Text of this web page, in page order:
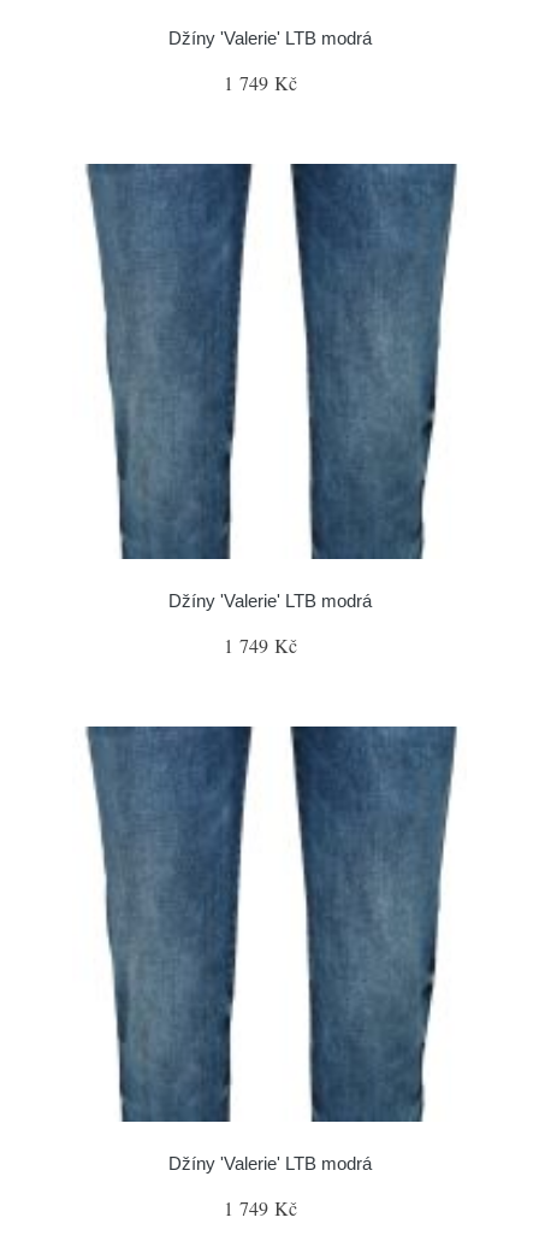
Džíny 'Valerie' LTB modrá
1 749 Kč
Džíny 'Valerie' LTB modrá
1 749 Kč
Džíny 'Valerie' LTB modrá
1 749 Kč